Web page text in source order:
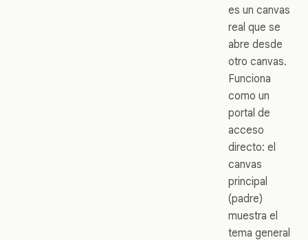
es un canvas
real que se
abre desde
otro canvas.
Funciona
como un
portal de
acceso
directo: el
canvas
principal
(padre)
muestra el
tema general